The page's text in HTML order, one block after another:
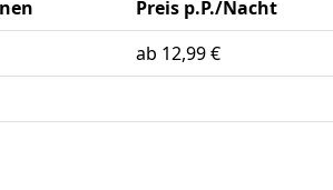
Preis p.P./Nacht
ab 12,99 €